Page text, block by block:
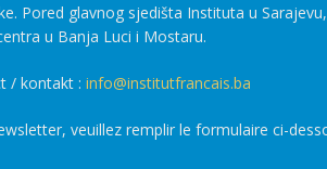
Pored glavnog sjedišta Instituta u
u Banja Luci i Mostaru.
/ kontakt : info@institutfrancais.ba
veuillez remplir le formulaire ci-